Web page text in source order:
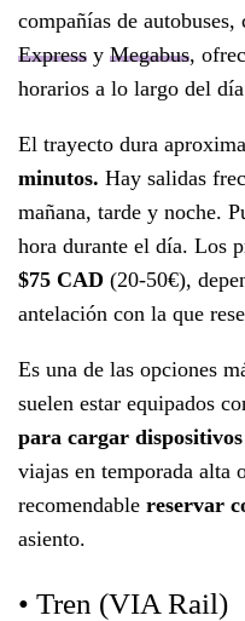
compañías de autobuses,
Express y Megabus,
horarios a lo largo del
El trayecto dura
minutos. Hay salidas
mañana, tarde y noche.
hora durante el día. Los
$75 CAD (20-50€),
antelación con la que
Es una de las opciones
suelen estar equipados
para cargar dispositivos
viajas en temporada alta
recomendable reservar
asiento.
• Tren (VIA Rail)